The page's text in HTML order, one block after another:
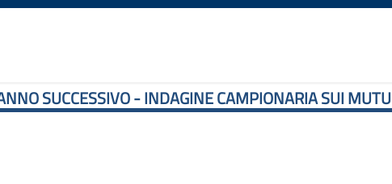
SUCCESSIVO - INDAGINE CAMPIONARIA SUI